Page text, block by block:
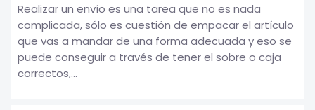
Realizar un envío es una tarea que no es nada
complicada, sólo es cuestión de empacar el artículo
que vas a mandar de una forma adecuada y eso se
puede conseguir a través de tener el sobre o caja
correctos,...